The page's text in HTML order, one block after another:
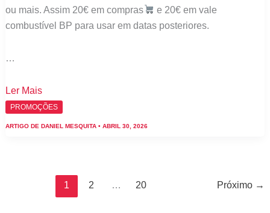
ou mais. Assim 20€ em compras
e 20€ em vale
combustível BP para usar em datas posteriores.
…
1
de
Ler Mais
PROMOÇÕES
ARTIGO DE DANIEL MESQUITA • ABRIL 30, 2026
1 2 … 20 Próximo →